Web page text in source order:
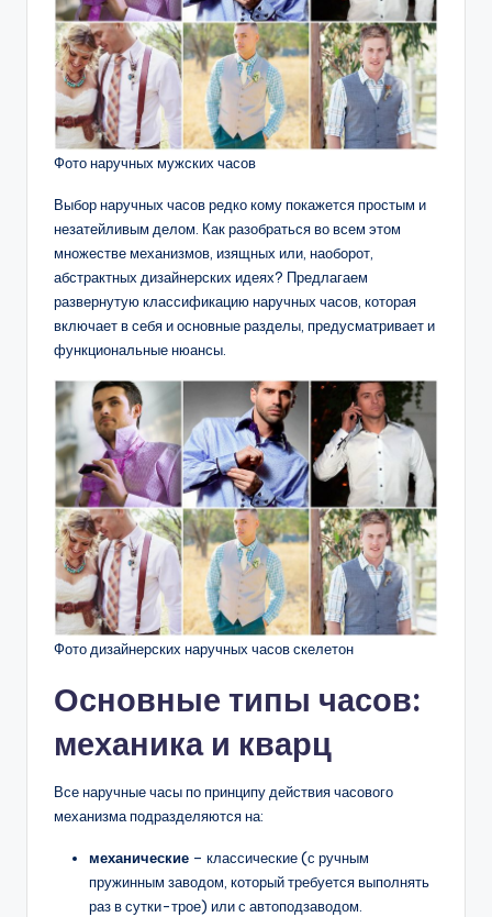
Фото наручных мужских часов
Выбор наручных часов редко кому покажется простым и
незатейливым делом. Как разобраться во всем этом
множестве механизмов, изящных или, наоборот,
абстрактных дизайнерских идеях? Предлагаем
развернутую классификацию наручных часов, которая
включает в себя и основные разделы, предусматривает и
функциональные нюансы.
Фото дизайнерских наручных часов скелетон
Основные типы часов:
механика и кварц
Все наручные часы по принципу действия часового
механизма подразделяются на:
механические – классические (с ручным
пружинным заводом, который требуется выполнять
раз в сутки-трое) или с автоподзаводом.